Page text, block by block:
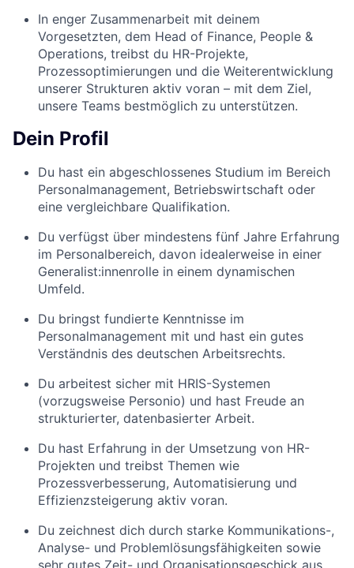
In enger Zusammenarbeit mit deinem
Vorgesetzten, dem Head of Finance, People &
Operations, treibst du HR-Projekte,
Prozessoptimierungen und die Weiterentwicklung
unserer Strukturen aktiv voran – mit dem Ziel,
unsere Teams bestmöglich zu unterstützen.
Dein Profil
Du hast ein abgeschlossenes Studium im Bereich
Personalmanagement, Betriebswirtschaft oder
eine vergleichbare Qualifikation.
Du verfügst über mindestens fünf Jahre Erfahrung
im Personalbereich, davon idealerweise in einer
Generalist:innenrolle in einem dynamischen
Umfeld.
Du bringst fundierte Kenntnisse im
Personalmanagement mit und hast ein gutes
Verständnis des deutschen Arbeitsrechts.
Du arbeitest sicher mit HRIS-Systemen
(vorzugsweise Personio) und hast Freude an
strukturierter, datenbasierter Arbeit.
Du hast Erfahrung in der Umsetzung von HR-
Projekten und treibst Themen wie
Prozessverbesserung, Automatisierung und
Effizienzsteigerung aktiv voran.
Du zeichnest dich durch starke Kommunikations-,
Analyse- und Problemlösungsfähigkeiten sowie
sehr gutes Zeit- und Organisationsgeschick aus.